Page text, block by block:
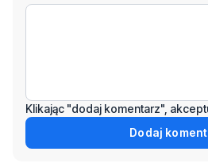
Klikając "dodaj komentarz",
Dodaj